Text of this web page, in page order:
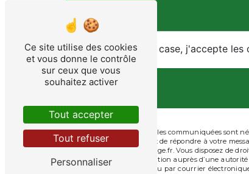
En cochant cette case, j'accepte
** Les données personnelles communiquées sont
traitants dans le seul but de répondre à votre
albretmotoculture@orange.fr. Vous disposez de
d’introduire une réclamation auprès d’une autorité
Bordeaux, 47600 Nérac ou par courrier
Ce site utilise des cookies
et vous donne le contrôle
sur ceux que vous
souhaitez activer
Tout accepter
Tout refuser
Personnaliser